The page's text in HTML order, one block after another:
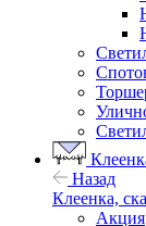
Назад
Клеенка,
Акция